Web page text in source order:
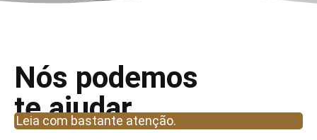
Nós podemos
te ajudar...
Leia com bastante atenção.